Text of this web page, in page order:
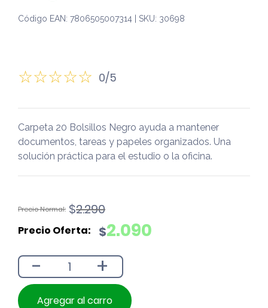
Código EAN: 7806505007314 | SKU: 30698
0/5
Carpeta 20 Bolsillos Negro ayuda a mantener
documentos, tareas y papeles organizados. Una
solución práctica para el estudio o la oficina.
$2.290
El
original
$2.290.
$2.090
El
actual
$2.090.
- +
Agregar al carro